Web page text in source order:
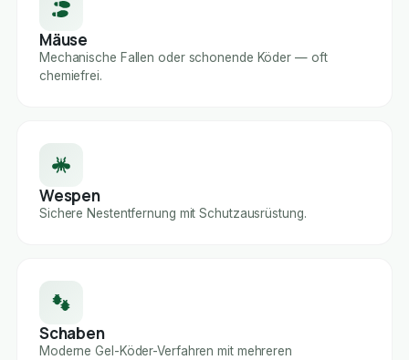
Mäuse
Mechanische Fallen oder schonende Köder — oft
chemiefrei.
Wespen
Sichere Nestentfernung mit Schutzausrüstung.
Schaben
Moderne Gel-Köder-Verfahren mit mehreren